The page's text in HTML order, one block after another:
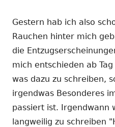
Gestern hab ich also
Rauchen hinter mich
die
mich entschieden ab
was dazu zu schreiben,
irgendwas Besonderes
passiert ist. Irgendwann
langweilig zu schreiben